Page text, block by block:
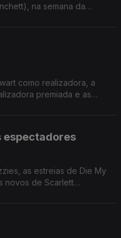
na semana da
como realizadora, a
premiada e as
espectadores
as estreias de Die My
novos de Scarlett